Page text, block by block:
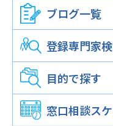
中小企業等経営支援事業
中小企業等経営支援講
各種相談 窓口相談
産学連携コーディネー
WEBマーケティング相
ブログ一覧
登録専門家
目的で探す
窓口相談ス